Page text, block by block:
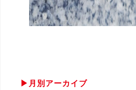
月別アーカイブ